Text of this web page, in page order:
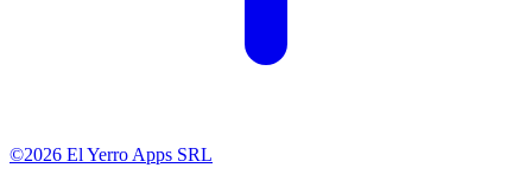
©2026 El Yerro Apps SRL